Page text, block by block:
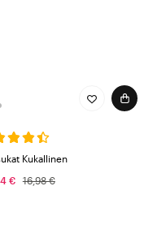
Kukallinen
€
16,98 €